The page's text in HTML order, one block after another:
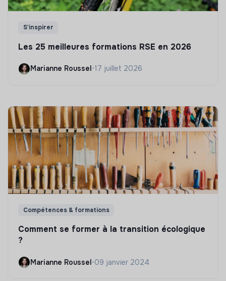
S'inspirer
Les 25 meilleures formations RSE en 2026
Marianne Roussel•17 juillet 2026
Compétences & formations
Comment se former à la transition écologique
?
Marianne Roussel•09 janvier 2024